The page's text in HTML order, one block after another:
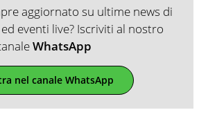
aggiornato su ultime news di
eventi live? Iscriviti al nostro
WhatsApp
nel canale WhatsApp